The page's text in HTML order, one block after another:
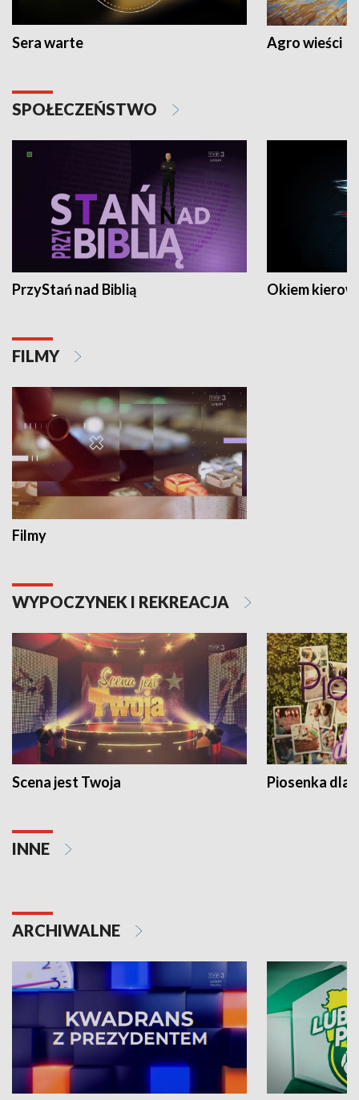
Sera warte Agro wieści
SPOŁECZEŃSTWO
PrzyStań nad Biblią Okiem
FILMY
Filmy
WYPOCZYNEK I REKREACJA
Scena jest Twoja Piosenka dla
INNE
ARCHIWALNE